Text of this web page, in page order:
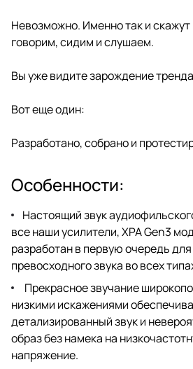
Невозможно. Именно так и
говорим, сидим и слушаем.
Вы уже видите зарождение
Вот еще один:
Разработано, собрано и
Особенности:
Настоящий звук
все наши усилители, XPA Gen3
разработан в первую очередь
превосходного звука во всех
Прекрасное звучание
низкими искажениями
детализированный звук и
образ без намека на
напряжение.